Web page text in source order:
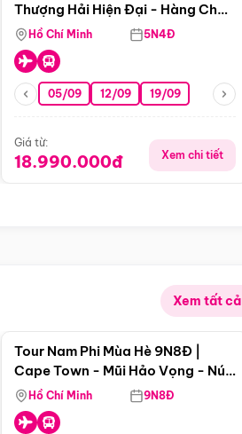
15/10 29/10
Thượng Hải Hiện Đại - Hàng Châu
Nên Thơ - Ô Trấn Cổ Kính
Hồ Chí Minh 5N4Đ
05/09 12/09 19/09
Giá từ:
18.990.000đ Xem chi tiết
Xem tất cả
Điểm nổi bật
Tour Nam Phi Mùa Hè 9N8Đ |
Cape Town - Mũi Hảo Vọng - Núi
Bàn - Johannesburg - Pretoria -
Safari - Lodge
Hồ Chí Minh 9N8Đ